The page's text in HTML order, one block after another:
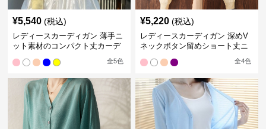
¥5,540 (税込)
レディースカーディガン 薄手ニ
ット素材のコンパクト丈カーデ
全5色
¥5,220 (税込)
レディースカーディガン 深めV
ネックボタン留めショート丈ニ
全4色